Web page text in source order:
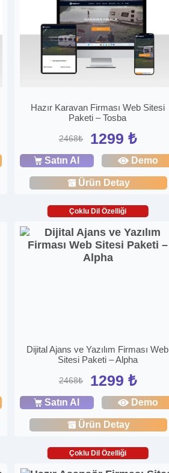
Hazır Karavan Firması Web Sitesi
Paketi – Tosba
2468₺ 1299 ₺
Satın Al Demo
Ürün Detay
Çoklu Dil Özelliği
Dijital Ajans ve Yazılım Firması Web
Sitesi Paketi – Alpha
2468₺ 1299 ₺
Satın Al Demo
Ürün Detay
Çoklu Dil Özelliği